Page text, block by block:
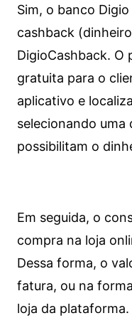
Sim, o banco
cashback
DigioCashback. O
gratuita para o
aplicativo e
selecionando uma
possibilitam o
Em seguida, o
compra na loja
Dessa forma, o
fatura, ou na
loja da